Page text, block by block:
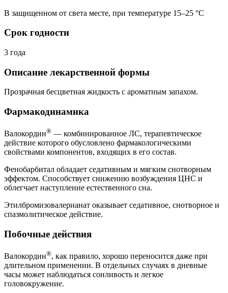
В защищенном от света месте, при температуре 15–25 °C
Срок годности
3 года
Описание лекарственной формы
Прозрачная бесцветная жидкость с ароматным запахом.
Фармакодинамика
Валокордин® — комбинированное ЛС, терапевтическое
действие которого обусловлено фармакологическими
свойствами компонентов, входящих в его состав.
Фенобарбитал обладает седативным и мягким снотворным
эффектом. Способствует снижению возбуждения ЦНС и
облегчает наступление естественного сна.
Этилбромизовалерианат оказывает седативное, снотворное и
спазмолитическое действие.
Побочные действия
Валокордин®, как правило, хорошо переносится даже при
длительном применении. В отдельных случаях в дневные
часы может наблюдаться сонливость и легкое
головокружение.